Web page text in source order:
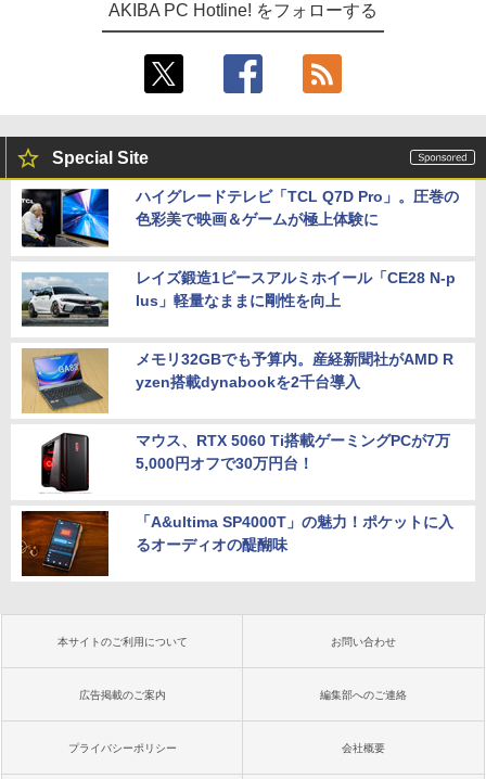
AKIBA PC Hotline! をフォローする
Special Site
ハイグレードテレビ「TCL Q7D Pro」。圧巻の
色彩美で映画＆ゲームが極上体験に
レイズ鍛造1ピースアルミホイール「CE28 N-p
lus」軽量なままに剛性を向上
メモリ32GBでも予算内。産経新聞社がAMD R
yzen搭載dynabookを2千台導入
マウス、RTX 5060 Ti搭載ゲーミングPCが7万
5,000円オフで30万円台！
「A&ultima SP4000T」の魅力！ポケットに入
るオーディオの醍醐味
本サイトのご利用について お問い合わせ
広告掲載のご案内 編集部へのご連絡
プライバシーポリシー 会社概要